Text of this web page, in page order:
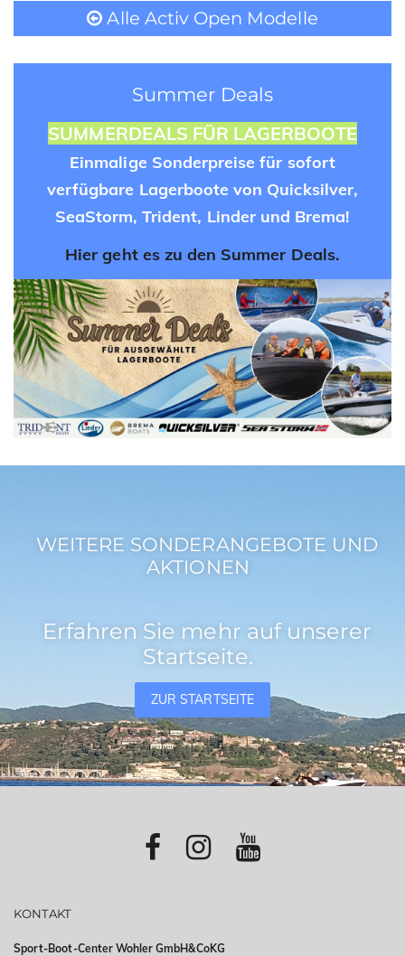
Alle Activ Open Modelle
Summer Deals
SUMMERDEALS FÜR LAGERBOOTE
Einmalige Sonderpreise für sofort
verfügbare Lagerboote von Quicksilver,
SeaStorm, Trident, Linder und Brema!
Hier geht es zu den Summer Deals.
WEITERE SONDERANGEBOTE UND
AKTIONEN
Erfahren Sie mehr auf unserer
Startseite.
ZUR STARTSEITE
KONTAKT
Sport-Boot-Center Wohler GmbH&CoKG